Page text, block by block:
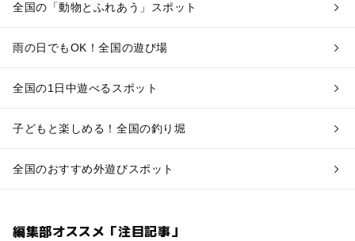
全国の「動物とふれあう」スポット
雨の日でもOK！全国の遊び場
全国の1日中遊べるスポット
子どもと楽しめる！全国の釣り堀
全国のおすすめ外遊びスポット
編集部オススメ「注目記事」